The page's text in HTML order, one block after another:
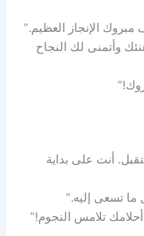
الإنجاز العظيم.”
وأتمنى لك النجاح
أنت على بداية
ما تسعى إليه.”
تلامس النجوم!”